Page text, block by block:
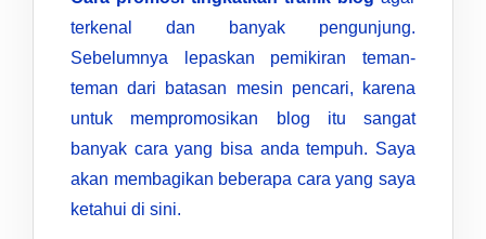
terkenal dan banyak pengunjung.
Sebelumnya lepaskan pemikiran teman-
teman dari batasan mesin pencari, karena
untuk mempromosikan blog itu sangat
banyak cara yang bisa anda tempuh. Saya
akan membagikan beberapa cara yang saya
ketahui di sini.